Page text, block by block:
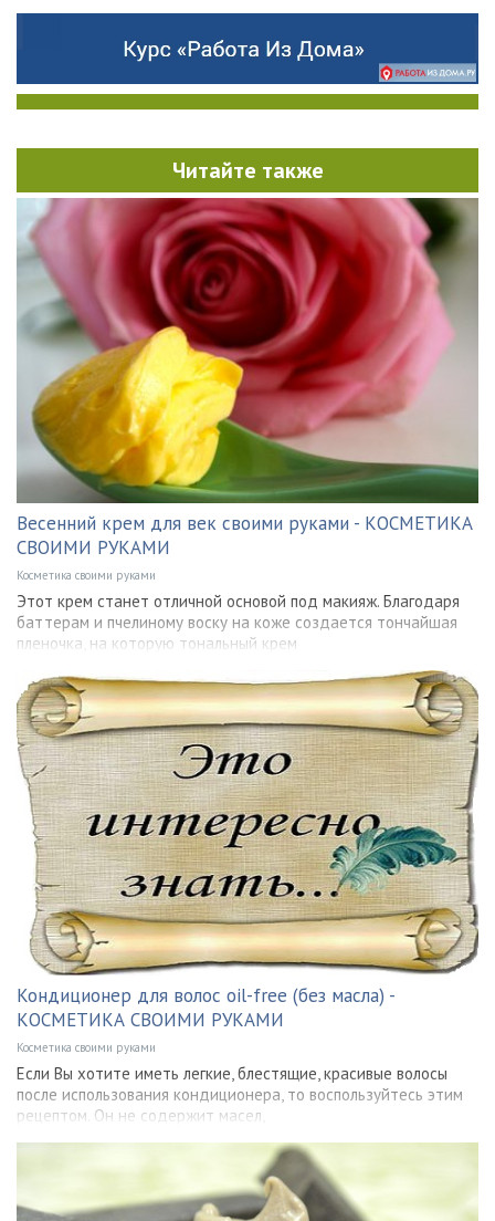
Читайте также
Весенний крем для век своими руками - КОСМЕТИКА
СВОИМИ РУКАМИ
Косметика своими руками
Этот крем станет отличной основой под макияж. Благодаря
баттерам и пчелиному воску на коже создается тончайшая
пленочка, на которую тональный крем
Кондиционер для волос oil-free (без масла) -
КОСМЕТИКА СВОИМИ РУКАМИ
Косметика своими руками
Если Вы хотите иметь легкие, блестящие, красивые волосы
после использования кондиционера, то воспользуйтесь этим
рецептом. Он не содержит масел,